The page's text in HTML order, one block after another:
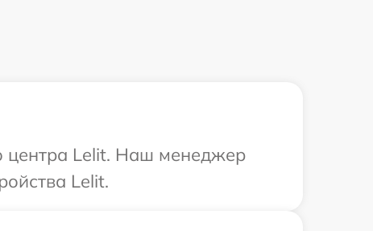
центра Lelit. Наш менеджер
Lelit.